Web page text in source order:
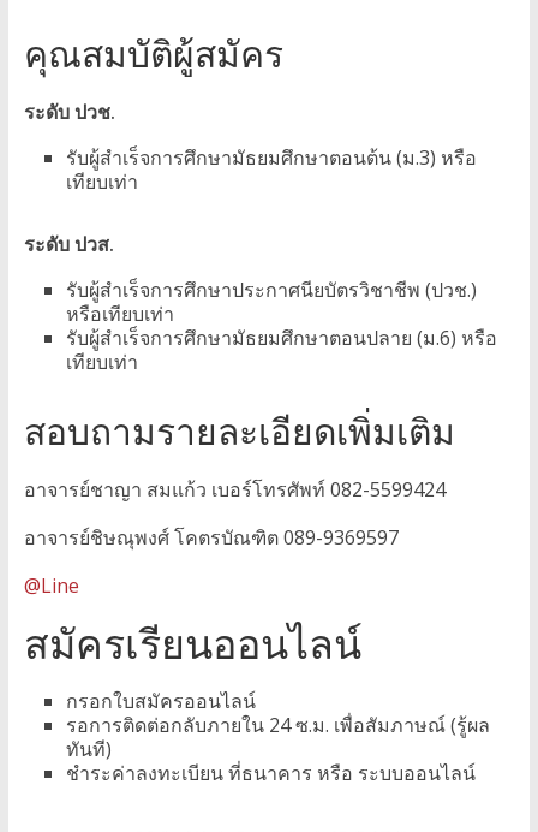
คุณสมบัติผู้สมัคร
ระดับ ปวช.
รับผู้สำเร็จการศึกษามัธยมศึกษาตอนต้น (ม.3) หรือ
เทียบเท่า
ระดับ ปวส.
รับผู้สำเร็จการศึกษาประกาศนียบัตรวิชาชีพ (ปวช.)
หรือเทียบเท่า
รับผู้สำเร็จการศึกษามัธยมศึกษาตอนปลาย (ม.6) หรือ
เทียบเท่า
สอบถามรายละเอียดเพิ่มเติม
อาจารย์ชาญา สมแก้ว เบอร์โทรศัพท์ 082-5599424
อาจารย์ชิษณุพงศ์ โคตรบัณฑิต 089-9369597
@Line
สมัครเรียนออนไลน์
กรอกใบสมัครออนไลน์
รอการติดต่อกลับภายใน 24 ซ.ม. เพื่อสัมภาษณ์ (รู้ผล
ทันที)
ชำระค่าลงทะเบียน ที่ธนาคาร หรือ ระบบออนไลน์